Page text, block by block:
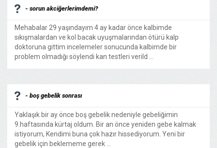
- sorun akciğerlerimdemi?
Mehabalar 29 yaşındayım 4 ay kadar önce kalbimde
sıkışmalardan ve kol bacak uyuşmalarından ötürü kalp
doktoruna gittim incelemeler sonucunda kalbimde bir
problem olmadığı söylendi kan testleri verild ...
- boş gebelik sonrası
Yaklaşık bir ay önce boş gebelik nedeniyle gebeliğimin
9.haftasında kürtaj oldum. Bir an önce yeniden gebe kalmak
istiyorum, Kendimi buna çok hazır hissediyorum. Yeni bir
gebelik için beklememe gerek ...